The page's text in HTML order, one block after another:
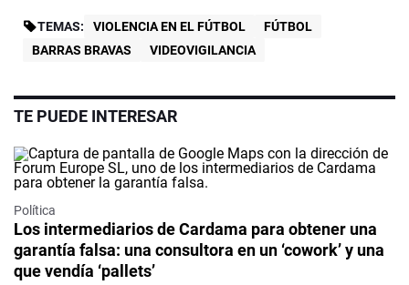
TEMAS: VIOLENCIA EN EL FÚTBOL
FÚTBOL
BARRAS BRAVAS
VIDEOVIGILANCIA
TE PUEDE INTERESAR
Política
Los intermediarios de Cardama para obtener una
garantía falsa: una consultora en un ‘cowork’ y una
que vendía ‘pallets’